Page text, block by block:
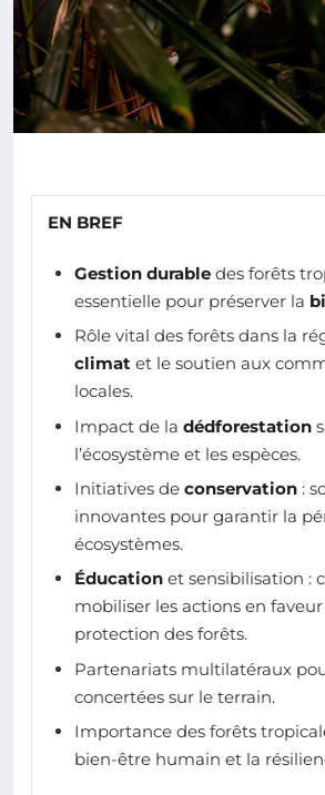
EN BREF
Gestion durable des forêts
essentielle pour préserver la
Rôle vital des forêts dans la
climat et le soutien aux
locales.
Impact de la dédforestation
l’écosystème et les espèces.
Initiatives de conservation :
innovantes pour garantir la
écosystèmes.
Éducation et sensibilisation :
mobiliser les actions en
protection des forêts.
Partenariats multilatéraux
concertées sur le terrain.
Importance des forêts
bien-être humain et la